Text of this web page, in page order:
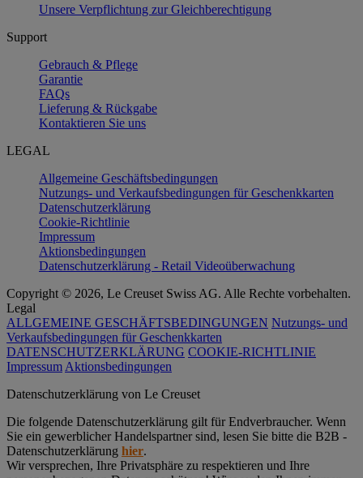
Unsere Verpflichtung zur Gleichberechtigung
Support
Gebrauch & Pflege
Garantie
FAQs
Lieferung & Rückgabe
Kontaktieren Sie uns
LEGAL
Allgemeine Geschäftsbedingungen
Nutzungs- und Verkaufsbedingungen für Geschenkkarten
Datenschutzerklärung
Cookie-Richtlinie
Impressum
Aktionsbedingungen
Datenschutzerklärung - Retail Videoüberwachung
Copyright © 2026, Le Creuset Swiss AG. Alle Rechte vorbehalten.
Legal
ALLGEMEINE GESCHÄFTSBEDINGUNGEN Nutzungs- und
Verkaufsbedingungen für Geschenkkarten
DATENSCHUTZERKLÄRUNG COOKIE-RICHTLINIE
Impressum Aktionsbedingungen
Datenschutz­erklärung von Le Creuset
Die folgende Datenschutzerklärung gilt für Endverbraucher. Wenn
Sie ein gewerblicher Handelspartner sind, lesen Sie bitte die B2B -
Datenschutzerklärung hier.
Wir versprechen, Ihre Privatsphäre zu respektieren und Ihre